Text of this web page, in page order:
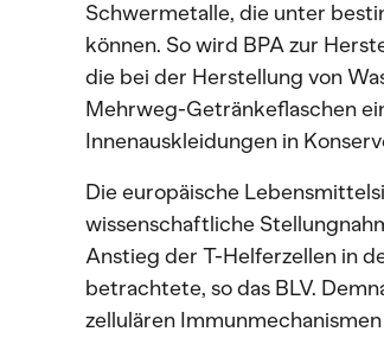
Schwermetalle, die unter
können. So wird BPA zur
die bei der Herstellung von
Mehrweg-Getränkeflaschen
Innenauskleidungen in
Die europäische
wissenschaftliche
Anstieg der T-Helferzellen in
betrachtete, so das BLV.
zellulären